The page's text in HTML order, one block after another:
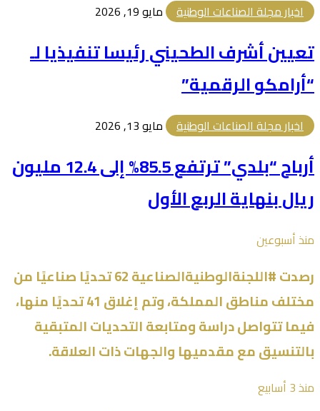
اخبار مجلة الصناعات الوطنية مايو 19, 2026
تعيين أشرف الطحيني رئيسا تنفيذيا لـ
“أرامكو الرقمية”
اخبار مجلة الصناعات الوطنية مايو 13, 2026
أرباح “بلدي” ترتفع 85.5% إلى 12.4 مليون
ريال بنهاية الربع الأول
منذ أسبوعين
رصدت #اللجنةالوطنيةالصناعية 62 تحديًا صناعيًا من
مختلف مناطق المملكة، وتم إغلاق 41 تحديًا منها،
فيما تتواصل دراسة ومتابعة التحديات المتبقية
بالتنسيق مع مقدميها والجهات ذات العلاقة.
منذ 3 أسابيع